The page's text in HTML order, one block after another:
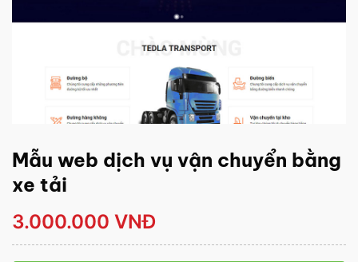
Mẫu web dịch vụ vận chuyển bằng
xe tải
3.000.000 VNĐ